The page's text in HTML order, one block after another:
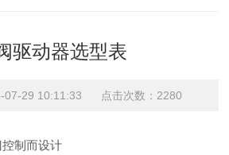
驱动器选型表
07-29 10:11:33 点击次数：2280
制而设计